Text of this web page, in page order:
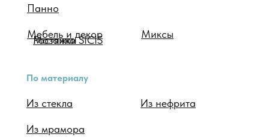
Мебель и декор
Мозаика SICIS Миксы
Панно
Растяжки
По материалу
Из стекла Из нефрита
Из мрамора